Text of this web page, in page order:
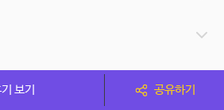
보기 공유하기